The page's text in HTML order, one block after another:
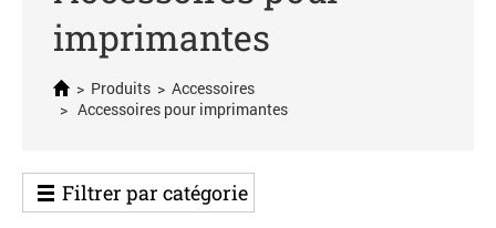
imprimantes
> Produits > Accessoires
> Accessoires pour imprimantes
Filtrer par catégorie